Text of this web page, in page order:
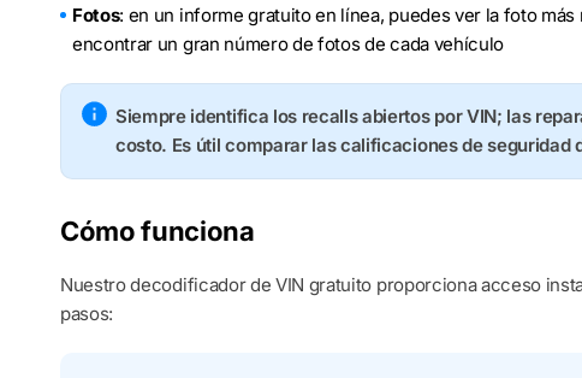
Fotos: en un informe gratuito en línea, puedes ver la foto
encontrar un gran número de fotos de cada vehículo
Siempre identifica los recalls abiertos por VIN; las
costo. Es útil comparar las calificaciones de seguridad
Cómo funciona
Nuestro decodificador de VIN gratuito proporciona acceso
pasos: